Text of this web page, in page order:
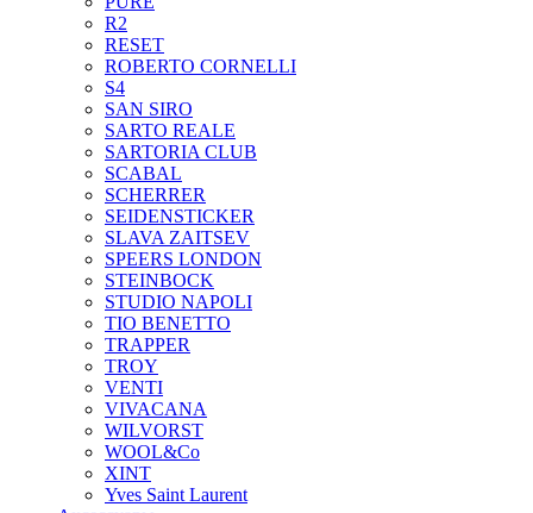
R2
RESET
ROBERTO CORNELLI
S4
SAN SIRO
SARTO REALE
SARTORIA CLUB
SCABAL
SCHERRER
SEIDENSTICKER
SLAVA ZAITSEV
SPEERS LONDON
STEINBOCK
STUDIO NAPOLI
TIO BENETTO
TRAPPER
TROY
VENTI
VIVACANA
WILVORST
WOOL&Co
XINT
Yves Saint Laurent